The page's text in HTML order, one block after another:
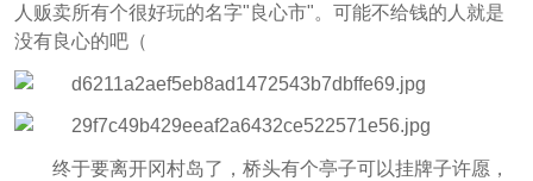
人贩卖所有个很好玩的名字"良心市"。可能不给钱的人就是
没有良心的吧（
终于要离开冈村岛了，桥头有个亭子可以挂牌子许愿，